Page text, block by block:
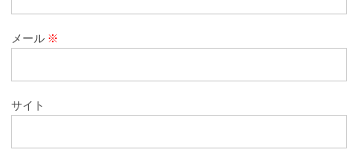
メール ※
サイト